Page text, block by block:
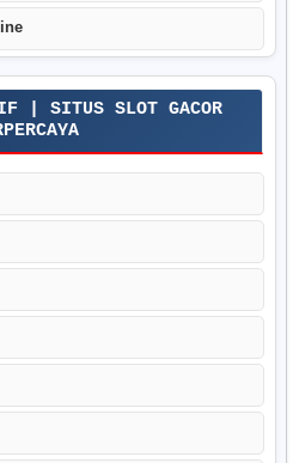
| SITUS SLOT GACOR